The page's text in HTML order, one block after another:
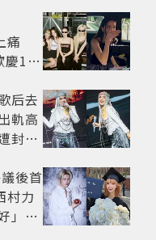
痛
慶10
后去
軌高
封
後首
村力
」又